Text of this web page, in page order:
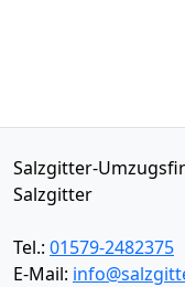
Salzgitter-
Salzgitter
Tel.: 01579-2482375
E-Mail: